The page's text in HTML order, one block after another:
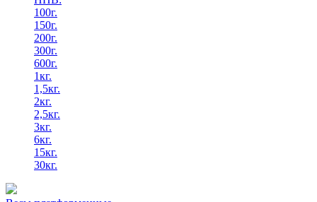
100г.
150г.
200г.
300г.
600г.
1кг.
1,5кг.
2кг.
2,5кг.
3кг.
6кг.
15кг.
30кг.